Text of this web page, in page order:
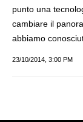
punto una
cambiare il
abbiamo
23/10/2014, 3:00 PM